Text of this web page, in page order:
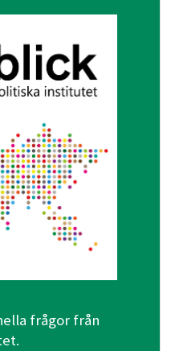
frågor från